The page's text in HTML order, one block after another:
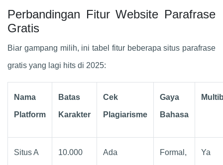
Perbandingan Fitur Website Parafrase
Gratis
Biar gampang milih, ini tabel fitur beberapa situs parafrase
gratis yang lagi hits di 2025:
Nama
Platform
Batas
Karakter
Cek
Plagiarisme
Gaya
Bahasa
Situs A 10.000 Ada Formal, Ya